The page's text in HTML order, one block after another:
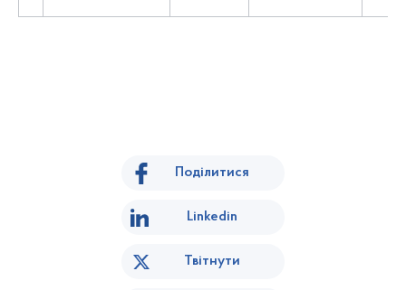
Поділитися
Linkedin
Твітнути